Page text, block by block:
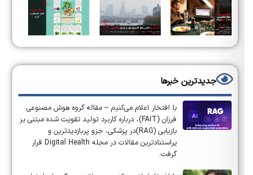
جدیدترین خبرها
با افتخار اعلام می‌کنیم – مقاله گروه هوش مصنوعی
فرزان (FAIT)، درباره کاربرد تولید تقویت شده مبتنی بر
بازیابی (RAG)در پزشکی، جزو پربازدیدترین و
پراستنادترین مقالات در مجله Digital Health قرار
گرفت.